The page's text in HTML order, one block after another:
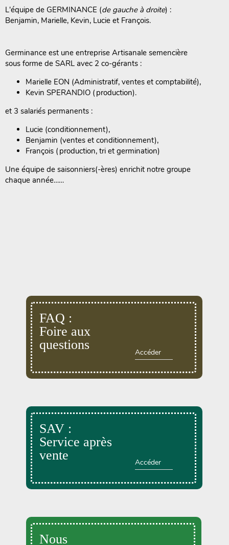
L'équipe de GERMINANCE (de gauche à droite) :
Benjamin, Marielle, Kevin, Lucie et François.
Germinance est une entreprise Artisanale semencière
sous forme de SARL avec 2 co-gérants :
Marielle EON (Administratif, ventes et comptabilité),
Kevin SPERANDIO (production).
et 3 salariés permanents :
Lucie (conditionnement),
Benjamin (ventes et conditionnement),
François (production, tri et germination)
Une équipe de saisonniers(-ères) enrichit notre groupe
chaque année……
Le YOGA ou le BAIN DE GONG, animée par
Un ATELIER PRATIQUE ET THEORIQUE
autour du jardinage, biodynamie, la graine…
Et d’autres activités diverses : cuisine,
vannerie, inventaires sur notre domaine avec
un expert de la LPO, géobiologie…
FAQ :
Foire aux
questions
Accéder
SAV :
Service après
vente
Accéder
Nous